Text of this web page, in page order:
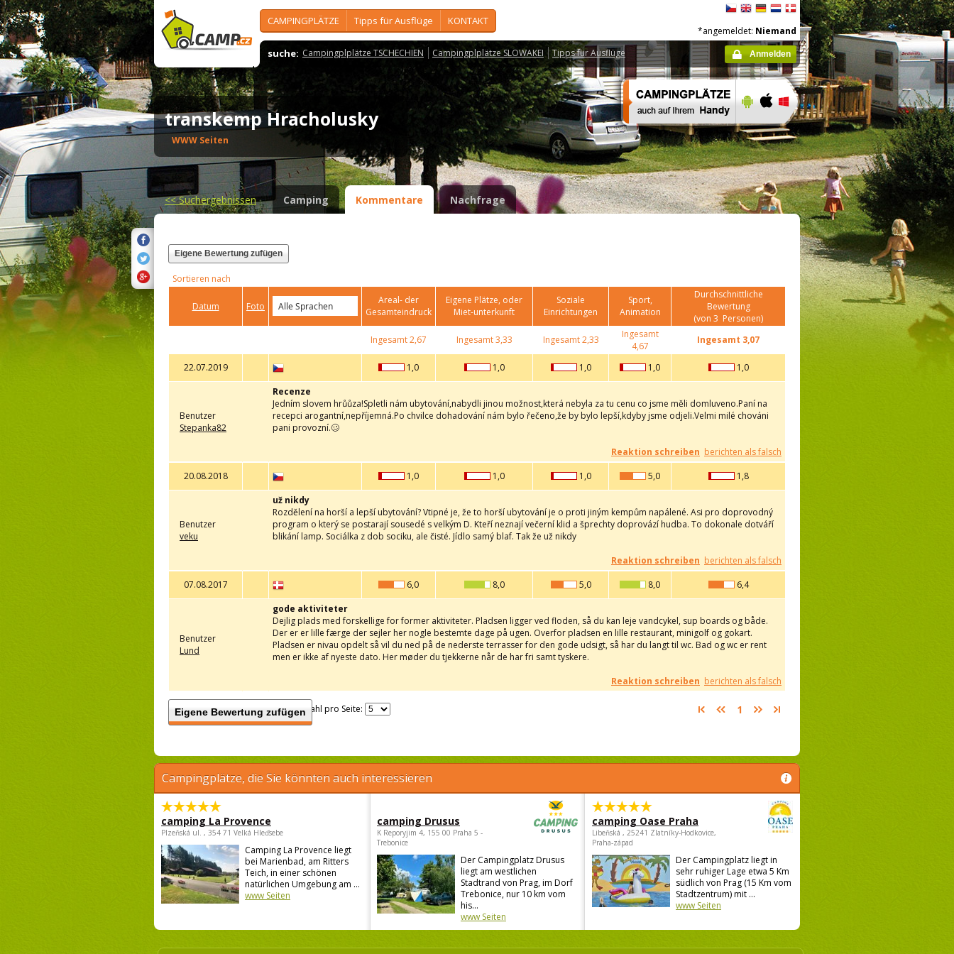
CAMPINGPLÄTZE Tipps für Ausflüge KONTAKT
suche: Campingplplätze TSCHECHIEN Campingplplätze SLOWAKEI Tipps für Ausflüge
*angemeldet: Niemand
Anmelden
transkemp Hracholusky
WWW Seiten
<<Suchergebnissen Camping Kommentare Nachfrage
Eigene Bewertung zufügen
Sortieren nach
Datum Foto
Areal- der
Gesamteindruck
Eigene Plätze, oder
Miet-unterkunft
Soziale
Einrichtungen
Sport,
Animation
Durchschnittliche
Bewertung
(von 3 Personen)
Ingesamt2,67 Ingesamt3,33 Ingesamt2,33
Ingesamt
4,67
Ingesamt 3,07
22.07.2019 1,0 1,0 1,0 1,0 1,0
Benutzer
Stepanka82
Recenze
Jedním slovem hrůůza!Spletli nám ubytování,nabydli jinou možnost,která nebyla za tu cenu co jsme měli domluveno.Paní na
recepci arogantní,nepříjemná.Po chvilce dohadování nám bylo řečeno,že by bylo lepší,kdyby jsme odjeli.Velmi milé chováni
pani provozní.🥴
Reaktion schreiben berichten als falsch
20.08.2018
1,0 1,0 1,0 5,0 1,8
Benutzer
veku
už nikdy
Rozdělení na horší a lepší ubytování? Vtipné je, že to horší ubytování je o proti jiným kempům napálené. Asi pro doprovodný
program o který se postarají sousedé s velkým D. Kteří neznají večerní klid a šprechty doprovází hudba. To dokonale dotváří
blikání lamp. Sociálka z dob sociku, ale čisté. Jídlo samý blaf. Tak že už nikdy
Reaktion schreiben berichten als falsch
07.08.2017
6,0 8,0 5,0 8,0 6,4
Benutzer
Lund
gode aktiviteter
Dejlig plads med forskellige for former aktiviteter. Pladsen ligger ved floden, så du kan leje vandcykel, sup boards og både.
Der er er lille færge der sejler her nogle bestemte dage på ugen. Overfor pladsen en lille restaurant, minigolf og gokart.
Pladsen er nivau opdelt så vil du ned på de nederste terrasser for den gode udsigt, så har du langt til wc. Bad og wc er rent
men er ikke af nyeste dato. Her møder du tjekkerne når de har fri samt tyskere.
Reaktion schreiben berichten als falsch
Eigene Bewertung zufügenAnzahl pro Seite: 1
Campingplätze, die Sie könnten auch interessieren
camping La Provence
Plzeňská ul. , 354 71 Velká Hleďsebe
Camping La Provence liegt
bei Marienbad, am Ritters
Teich, in einer schönen
natürlichen Umgebung am ...
www Seiten
camping Drusus
K Reporyjim 4, 155 00 Praha 5 -
Trebonice
Der Campingplatz Drusus
liegt am westlichen
Stadtrand von Prag, im Dorf
Trebonice, nur 10 km vom
his...
www Seiten
camping Oase Praha
Libeňská , 25241 Zlatníky-Hodkovice,
Praha-západ
Der Campingplatz liegt in
sehr ruhiger Lage etwa 5 Km
südlich von Prag (15 Km vom
Stadtzentrum) mit ...
www Seiten